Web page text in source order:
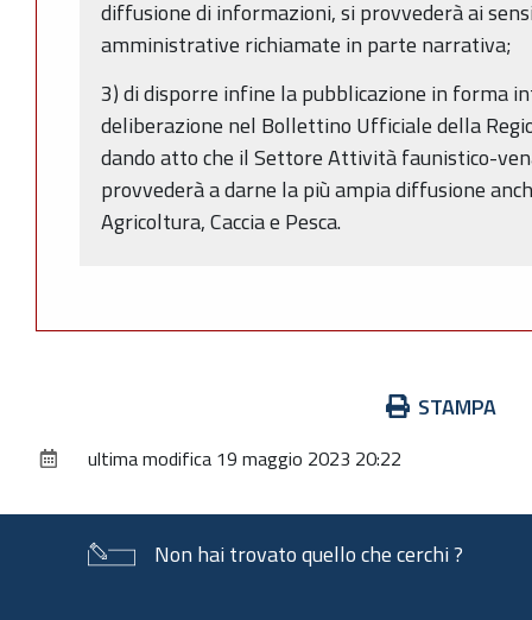
diffusione di informazioni, si provvederà ai
amministrative richiamate in parte narrativa;
3) di disporre infine la pubblicazione in forma
deliberazione nel Bollettino Ufficiale della
dando atto che il Settore Attività faunistico-
provvederà a darne la più ampia diffusione
Agricoltura, Caccia e Pesca.
documento
STAMPA
ultima modifica 19 maggio 2023 20:22
Non hai trovato quello che cerchi ?